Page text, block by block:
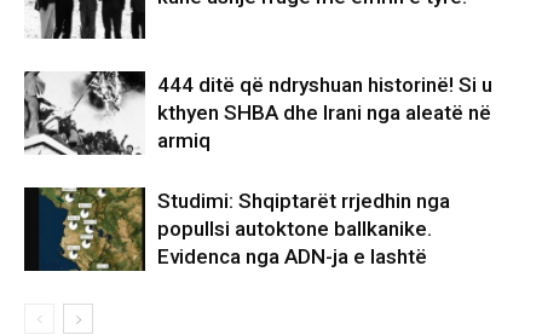
444 ditë që ndryshuan historinë! Si u
kthyen SHBA dhe Irani nga aleatë në
armiq
Studimi: Shqiptarët rrjedhin nga
popullsi autoktone ballkanike.
Evidenca nga ADN-ja e lashtë